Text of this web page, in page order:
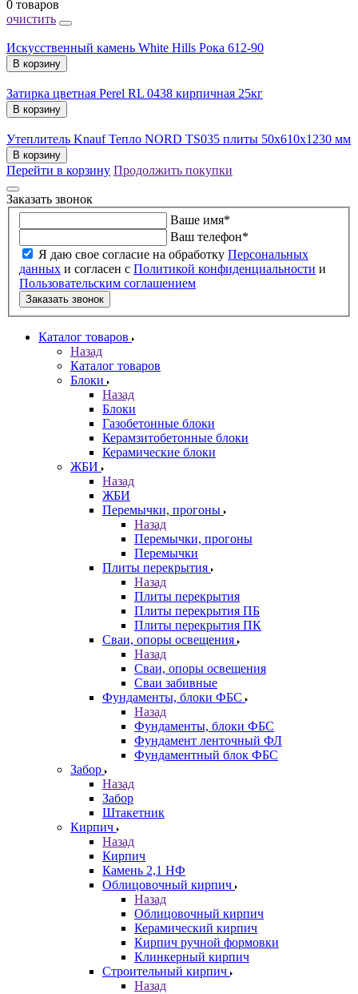
0 товаров
очистить
Искусственный камень White Hills Рока 612-90
В корзину
Затирка цветная Perel RL 0438 кирпичная 25кг
В корзину
Утеплитель Knauf Тепло NORD TS035 плиты 50х610х1230 мм
В корзину
Перейти в корзину Продолжить покупки
Заказать звонок
Ваше имя*
Ваш телефон*
Я даю свое согласие на обработку Персональных
данных и согласен с Политикой конфиденциальности и
Пользовательским соглашением
Заказать звонок
Каталог товаров
Назад
Каталог товаров
Блоки
Назад
Блоки
Газобетонные блоки
Керамзитобетонные блоки
Керамические блоки
ЖБИ
Назад
ЖБИ
Перемычки, прогоны
Назад
Перемычки, прогоны
Перемычки
Плиты перекрытия
Назад
Плиты перекрытия
Плиты перекрытия ПБ
Плиты перекрытия ПК
Сваи, опоры освещения
Назад
Сваи, опоры освещения
Сваи забивные
Фундаменты, блоки ФБС
Назад
Фундаменты, блоки ФБС
Фундамент ленточный ФЛ
Фундаментный блок ФБС
Забор
Назад
Забор
Штакетник
Кирпич
Назад
Кирпич
Камень 2,1 НФ
Облицовочный кирпич
Назад
Облицовочный кирпич
Керамический кирпич
Кирпич ручной формовки
Клинкерный кирпич
Строительный кирпич
Назад